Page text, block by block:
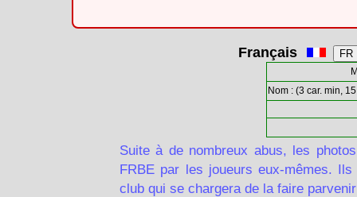
Français
Nom : (3 car. min,
Suite à de nombreux abus, les
FRBE par les joueurs eux-mêmes.
club qui se chargera de la faire